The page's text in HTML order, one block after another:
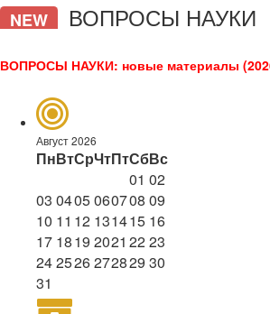
NEW ВОПРОСЫ НАУКИ
ВОПРОСЫ НАУКИ: новые материалы
Август 2026
ПнВтСрЧтПтСбВс
01 02
03 0405060708 09
10 11 12 131415 16
17 1819 2021 2223
242526272829 30
31